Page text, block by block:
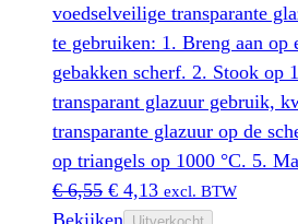
voedselveilige transparante
te gebruiken: 1. Breng aan op
gebakken scherf. 2. Stook op
transparant glazuur gebruik,
transparante glazuur op de
op triangels op 1000 °C. 5.
€6,55 Oorspronkelijke
prijs
€ 4,13Huidige
prijs
excl. BTW
Bekijken